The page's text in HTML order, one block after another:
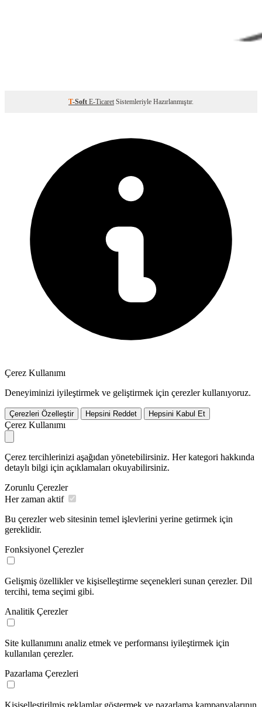
T-Soft E-Ticaret Sistemleriyle Hazırlanmıştır.
Çerez Kullanımı
Deneyiminizi iyileştirmek ve geliştirmek için çerezler kullanıyoruz.
Çerezleri Özelleştir Hepsini Reddet Hepsini Kabul Et
Çerez Kullanımı
Çerez tercihlerinizi aşağıdan yönetebilirsiniz. Her kategori hakkında
detaylı bilgi için açıklamaları okuyabilirsiniz.
Zorunlu Çerezler
Her zaman aktif
Bu çerezler web sitesinin temel işlevlerini yerine getirmek için
gereklidir.
Fonksiyonel Çerezler
Gelişmiş özellikler ve kişiselleştirme seçenekleri sunan çerezler. Dil
tercihi, tema seçimi gibi.
Analitik Çerezler
Site kullanımını analiz etmek ve performansı iyileştirmek için
kullanılan çerezler.
Pazarlama Çerezleri
Kişiselleştirilmiş reklamlar göstermek ve pazarlama kampanyalarının